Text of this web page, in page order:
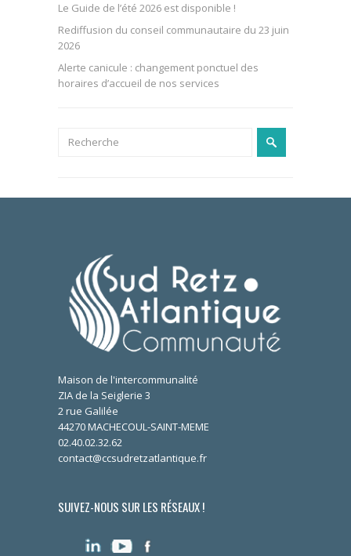
Le Guide de l’été 2026 est disponible !
Rediffusion du conseil communautaire du 23 juin
2026
Alerte canicule : changement ponctuel des
horaires d’accueil de nos services
Maison de l'intercommunalité
ZIA de la Seiglerie 3
2 rue Galilée
44270 MACHECOUL-SAINT-MEME
02.40.02.32.62
contact@ccsudretzatlantique.fr
SUIVEZ-NOUS SUR LES RÉSEAUX !